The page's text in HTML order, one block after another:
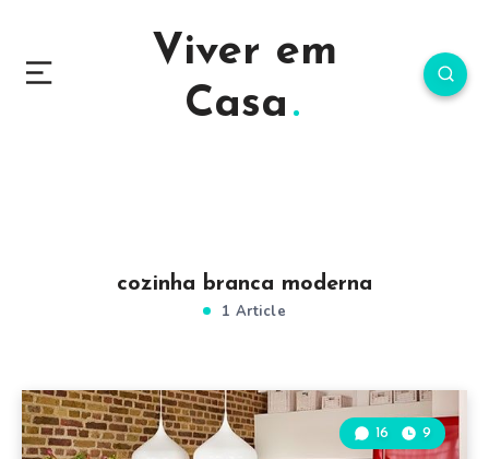
Viver em
Casa
cozinha branca moderna
1 Article
16 9